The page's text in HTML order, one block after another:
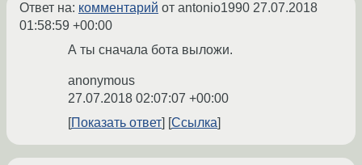
Ответ на: комментарий от antonio1990 27.07.2018
01:58:59 +00:00
А ты сначала бота выложи.
anonymous
27.07.2018 02:07:07 +00:00
Показать ответ
Ссылка